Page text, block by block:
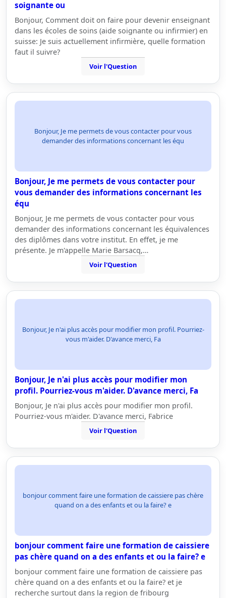
soignante ou
Bonjour, Comment doit on faire pour devenir enseignant
dans les écoles de soins (aide soignante ou infirmier) en
suisse: Je suis actuellement infirmière, quelle formation
faut il suivre?
Voir l'Question
Bonjour, Je me permets de vous contacter pour vous
demander des informations concernant les équ
Bonjour, Je me permets de vous contacter pour
vous demander des informations concernant les
équ
Bonjour, Je me permets de vous contacter pour vous
demander des informations concernant les équivalences
des diplômes dans votre institut. En effet, je me
présente. Je m'appelle Marie Barsacq,…
Voir l'Question
Bonjour, Je n'ai plus accès pour modifier mon profil. Pourriez-
vous m'aider. D'avance merci, Fa
Bonjour, Je n'ai plus accès pour modifier mon
profil. Pourriez-vous m'aider. D'avance merci, Fa
Bonjour, Je n'ai plus accès pour modifier mon profil.
Pourriez-vous m'aider. D'avance merci, Fabrice
Voir l'Question
bonjour comment faire une formation de caissiere pas chère
quand on a des enfants et ou la faire? e
bonjour comment faire une formation de caissiere
pas chère quand on a des enfants et ou la faire? e
bonjour comment faire une formation de caissiere pas
chère quand on a des enfants et ou la faire? et je
recherche surtout dans la region de fribourg